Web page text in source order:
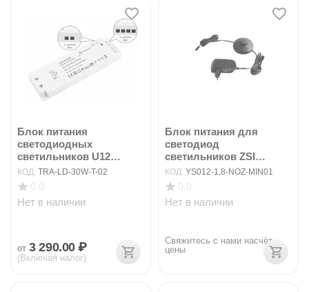
Блок питания
светодиодных
светильников U12
30W/12VDC арт....
КОД: TRA-LD-30W-T-02
Нет в наличии
от 3 290.00 ₽
(Включая налог)
Блок питания для
светодиод
светильников ZSI
1,8W/12VDC ар...
КОД: YS012-1,8-NOZ-MIN01
Нет в наличии
Свяжитесь с нами насчёт
цены